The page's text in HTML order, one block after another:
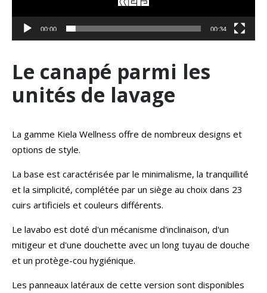
00:00 00:34
Le canapé parmi les
unités de lavage
La gamme Kiela Wellness offre de nombreux designs et
options de style.
La base est caractérisée par le minimalisme, la tranquillité
et la simplicité, complétée par un siège au choix dans 23
cuirs artificiels et couleurs différents.
Le lavabo est doté d'un mécanisme d'inclinaison, d'un
mitigeur et d'une douchette avec un long tuyau de douche
et un protège-cou hygiénique.
Les panneaux latéraux de cette version sont disponibles